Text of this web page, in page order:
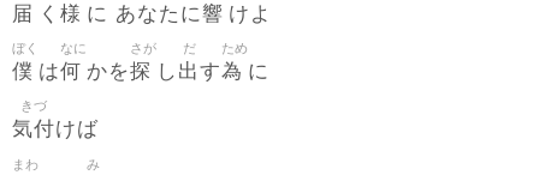
届 く 様 に あなたに響 けよ
僕
ぼく
は何
なに
かを探
さが
し 出
だ
す為
ため
に
気付
きづ
けば
まわ み